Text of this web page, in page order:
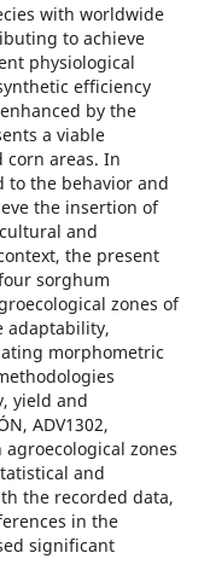
with worldwide
to achieve
physiological
efficiency
by the
a viable
areas. In
to the behavior and
the insertion of
and
the present
sorghum
zones of
adaptability,
morphometric
yield and
ADV1302,
agroecological zones
and
the recorded data,
in the
significant